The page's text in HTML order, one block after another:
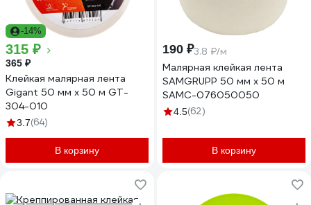
-14%
315 ₽
365 ₽
Клейкая малярная лента
Gigant 50 мм х 50 м GT-
304-010
3.7(64)
В корзину
190 ₽3.8 ₽/м
Малярная клейкая лента
SAMGRUPP 50 мм х 50 м
SAMC-076050050
4.5(62)
В корзину